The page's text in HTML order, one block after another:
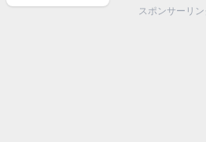
スポンサーリン